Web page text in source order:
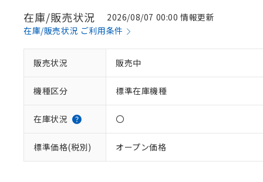
在庫/販売状況
2026/08/07 00:00 情報更新
在庫/販売状況 ご利用条件
販売状況 販売中
機種区分 標準在庫機種
在庫状況 〇
標準価格(税別) オープン価格